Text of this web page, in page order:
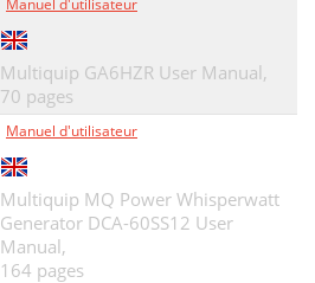
Manuel d'utilisateur
Multiquip GA6HZR User Manual,
70 pages
Manuel d'utilisateur
Multiquip MQ Power Whisperwatt
Generator DCA-60SS12 User
Manual,
164 pages